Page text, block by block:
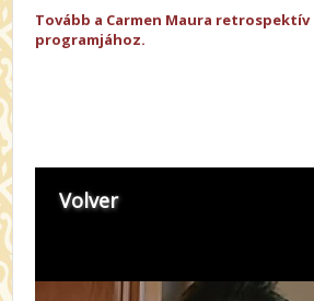
Tovább a Carmen Maura
programjához.